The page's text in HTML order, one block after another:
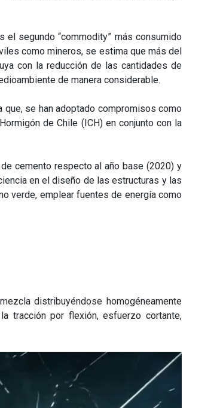
segundo “commodity” más consumido
como mineros, se estima que más del
con la reducción de las cantidades de
de manera considerable.
que, se han adoptado compromisos como
de Chile (ICH) en conjunto con la
cemento respecto al año base (2020) y
en el diseño de las estructuras y las
verde, emplear fuentes de energía como
distribuyéndose homogéneamente
tracción por flexión, esfuerzo cortante,